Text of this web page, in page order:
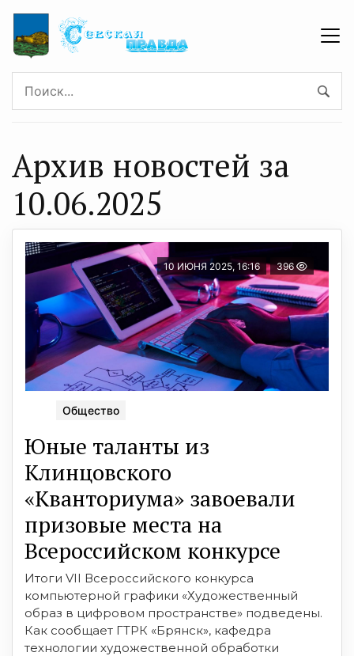
Архив новостей за
10.06.2025
10 ИЮНЯ 2025, 16:16 396
Общество
Юные таланты из
Клинцовского
«Кванториума» завоевали
призовые места на
Всероссийском конкурсе
Итоги VII Всероссийского конкурса
компьютерной графики «Художественный
образ в цифровом пространстве» подведены.
Как сообщает ГТРК «Брянск», кафедра
технологии художественной обработки